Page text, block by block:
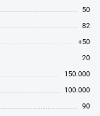
50
82
+50
-20
150.000
100.000
90